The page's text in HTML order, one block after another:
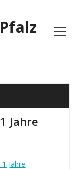
Jahre
1 Jahre